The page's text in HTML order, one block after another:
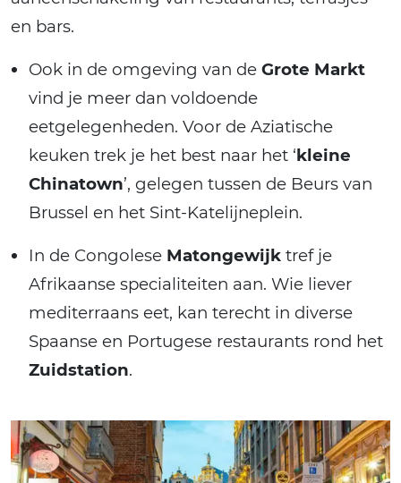
en bars.
Ook in de omgeving van de Grote Markt
vind je meer dan voldoende
eetgelegenheden. Voor de Aziatische
keuken trek je het best naar het ‘kleine
Chinatown’, gelegen tussen de Beurs van
Brussel en het Sint-Katelijneplein.
In de Congolese Matongewijk tref je
Afrikaanse specialiteiten aan. Wie liever
mediterraans eet, kan terecht in diverse
Spaanse en Portugese restaurants rond het
Zuidstation.